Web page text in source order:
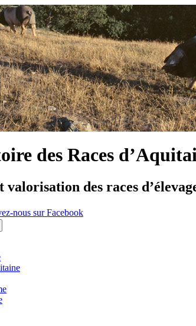
des Races
valorisation des races
nous sur Facebook